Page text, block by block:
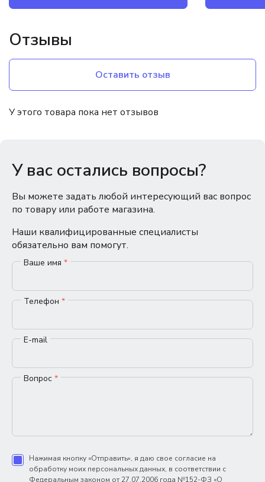
Отзывы
Оставить отзыв
У этого товара пока нет отзывов
У вас остались вопросы?
Вы можете задать любой интересующий вас вопрос
по товару или работе магазина.
Наши квалифицированные специалисты
обязательно вам помогут.
Ваше имя *
Телефон *
E-mail
Вопрос *
Нажимая кнопку «Отправить», я даю свое согласие на
обработку моих персональных данных, в соответствии с
Федеральным законом от 27.07.2006 года №152-ФЗ «О